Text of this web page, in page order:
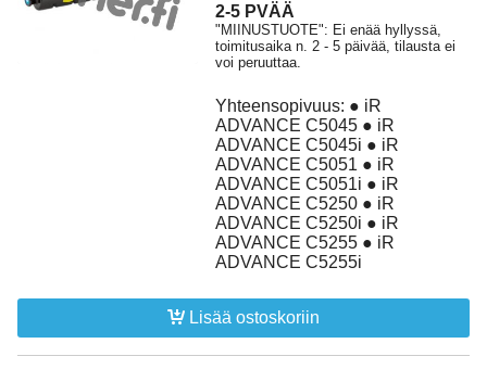
2-5 PVÄÄ
"MIINUSTUOTE": Ei enää hyllyssä,
toimitusaika n. 2 - 5 päivää, tilausta ei
voi peruuttaa.
Yhteensopivuus: ● iR
ADVANCE C5045 ● iR
ADVANCE C5045i ● iR
ADVANCE C5051 ● iR
ADVANCE C5051i ● iR
ADVANCE C5250 ● iR
ADVANCE C5250i ● iR
ADVANCE C5255 ● iR
ADVANCE C5255i
Lisää ostoskoriin